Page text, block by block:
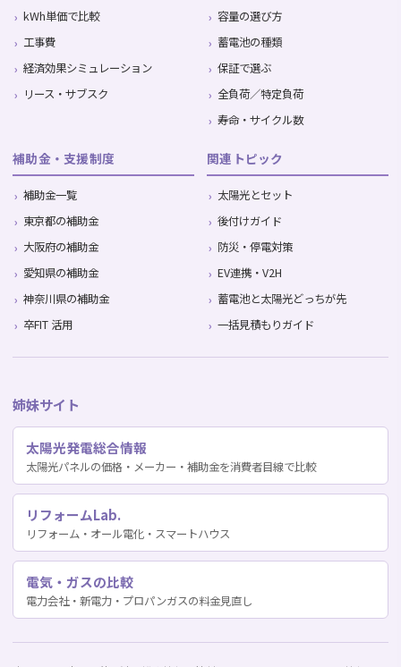
kWh単価で比較
工事費
経済効果シミュレーション
リース・サブスク
容量の選び方
蓄電池の種類
保証で選ぶ
全負荷／特定負荷
寿命・サイクル数
補助金・支援制度
補助金一覧
東京都の補助金
大阪府の補助金
愛知県の補助金
神奈川県の補助金
卒FIT 活用
関連トピック
太陽光とセット
後付けガイド
防災・停電対策
EV連携・V2H
蓄電池と太陽光どっちが先
一括見積もりガイド
姉妹サイト
太陽光発電総合情報
太陽光パネルの価格・メーカー・補助金を消費者目線で比較
リフォームLab.
リフォーム・オール電化・スマートハウス
電気・ガスの比較
電力会社・新電力・プロパンガスの料金見直し